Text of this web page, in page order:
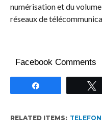
numérisation et du
réseaux de
Facebook Comments
RELATED ITEMS: